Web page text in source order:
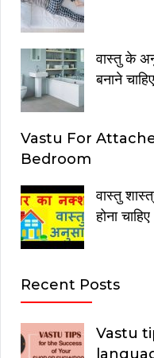
वास्तु के
बनाने
Vastu For
Bedroom
वास्तु
होना
Recent Posts
Vastu